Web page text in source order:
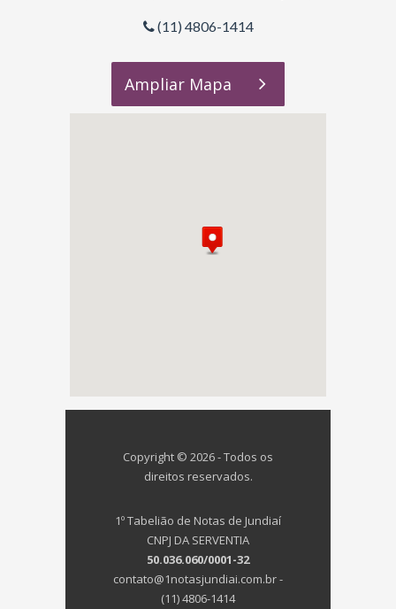
(11) 4806-1414
Ampliar Mapa
Copyright © 2026 - Todos os
direitos reservados.
1º Tabelião de Notas de Jundiaí
CNPJ DA SERVENTIA
50.036.060/0001-32
contato@1notasjundiai.com.br -
(11) 4806-1414